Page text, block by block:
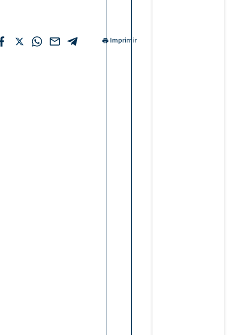
Imprimir